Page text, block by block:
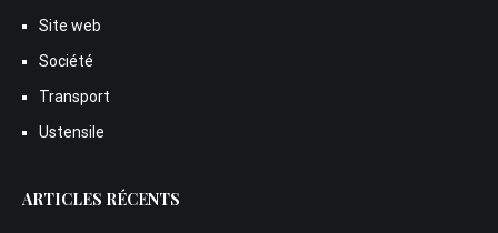
Site web
Société
Transport
Ustensile
ARTICLES RÉCENTS